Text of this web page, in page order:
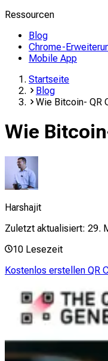
Ressourcen
Blog
Chrome-
Mobile App
Startseite
Blog
Wie Bitcoin- QR
Wie
Harshajit
Zuletzt aktualisiert: 29.
10 Lesezeit
Kostenlos erstellen QR